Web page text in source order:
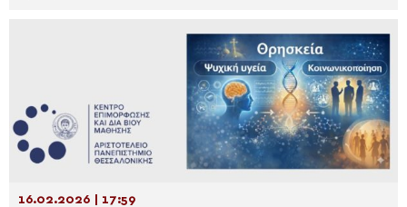
16.02.2026 | 17:59